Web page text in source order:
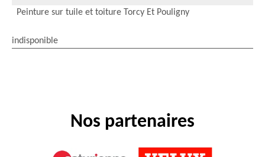
Peinture sur tuile et toiture Torcy Et Pouligny
indisponible
Nos partenaires